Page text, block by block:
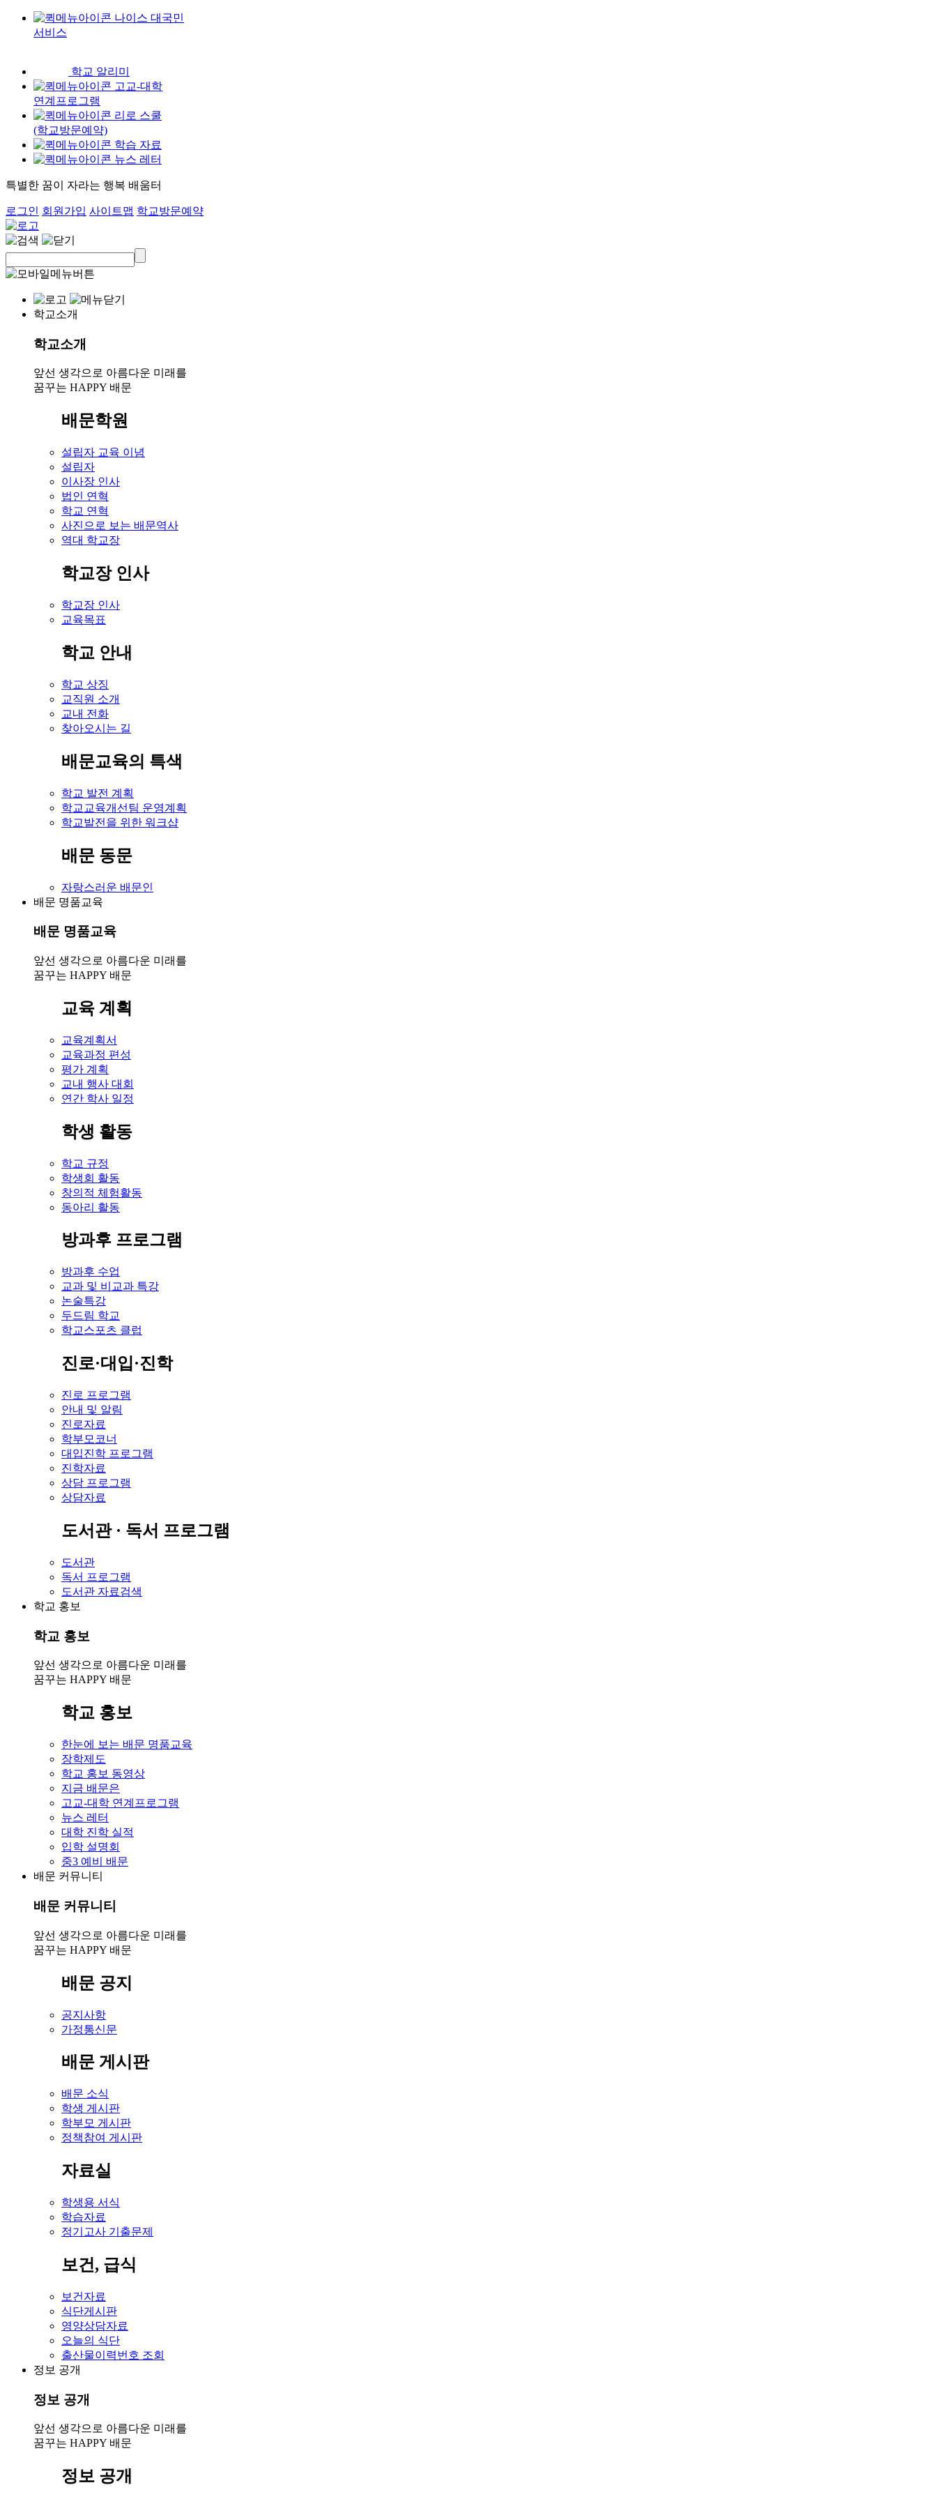
나이스 대국민
서비스
학교 알리미
고교-대학
연계프로그램
리로 스쿨
(학교방문예약)
학습 자료
뉴스 레터
특별한 꿈이 자라는 행복 배움터
로그인 회원가입 사이트맵 학교방문예약
학교소개
학교소개
앞선 생각으로 아름다운 미래를
꿈꾸는 HAPPY 배문
배문학원
설립자 교육 이념
설립자
이사장 인사
법인 연혁
학교 연혁
사진으로 보는 배문역사
역대 학교장
학교장 인사
학교장 인사
교육목표
학교 안내
학교 상징
교직원 소개
교내 전화
찾아오시는 길
배문교육의 특색
학교 발전 계획
학교교육개선팀 운영계획
학교발전을 위한 워크샵
배문 동문
자랑스러운 배문인
배문 명품교육
배문 명품교육
앞선 생각으로 아름다운 미래를
꿈꾸는 HAPPY 배문
교육 계획
교육계획서
교육과정 편성
평가 계획
교내 행사 대회
연간 학사 일정
학생 활동
학교 규정
학생회 활동
창의적 체험활동
동아리 활동
방과후 프로그램
방과후 수업
교과 및 비교과 특강
논술특강
두드림 학교
학교스포츠 클럽
진로·대입·진학
진로 프로그램
안내 및 알림
진로자료
학부모코너
대입진학 프로그램
진학자료
상담 프로그램
상담자료
도서관 · 독서 프로그램
도서관
독서 프로그램
도서관 자료검색
학교 홍보
학교 홍보
앞선 생각으로 아름다운 미래를
꿈꾸는 HAPPY 배문
학교 홍보
한눈에 보는 배문 명품교육
장학제도
학교 홍보 동영상
지금 배문은
고교-대학 연계프로그램
뉴스 레터
대학 진학 실적
입학 설명회
중3 예비 배문
배문 커뮤니티
배문 커뮤니티
앞선 생각으로 아름다운 미래를
꿈꾸는 HAPPY 배문
배문 공지
공지사항
가정통신문
배문 게시판
배문 소식
학생 게시판
학부모 게시판
정책참여 게시판
자료실
학생용 서식
학습자료
정기고사 기출문제
보건, 급식
보건자료
식단게시판
영양상담자료
오늘의 식단
출산물이력번호 조회
정보 공개
정보 공개
앞선 생각으로 아름다운 미래를
꿈꾸는 HAPPY 배문
정보 공개